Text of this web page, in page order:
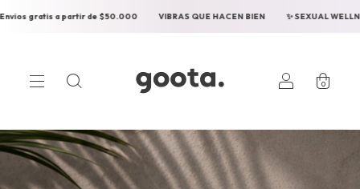
partir de $50.000 VIBRAS QUE HACEN BIEN ✨ SEXUAL WELLNESS ✨
0